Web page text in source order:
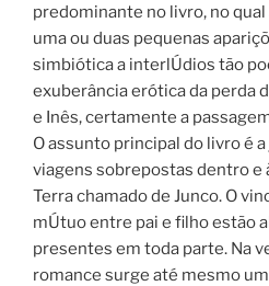
predominante no livro, no
uma ou duas pequenas
simbiótica a interlÚdios tão
exuberância erótica da perda
e Inês, certamente a
O assunto principal do livro é
viagens sobrepostas dentro e
Terra chamado de Junco. O
mÚtuo entre pai e filho estão
presentes em toda parte. Na
romance surge até mesmo